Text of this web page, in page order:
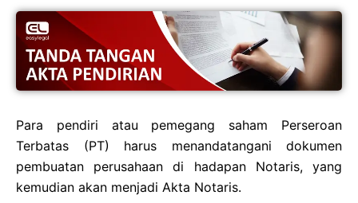
Para pendiri atau pemegang saham Perseroan
Terbatas (PT) harus menandatangani dokumen
pembuatan perusahaan di hadapan Notaris, yang
kemudian akan menjadi Akta Notaris.